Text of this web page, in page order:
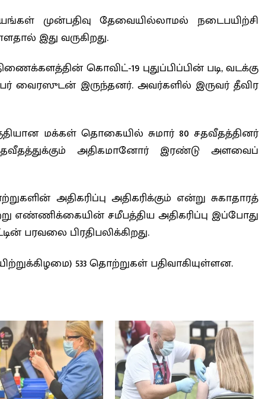
முன்பதிவு தேவையில்லாமல் நடைபயிற்சி
இது வருகிறது.
கொவிட்-19 புதுப்பிப்பின் படி, வடக்கு
வைரஸுடன் இருந்தனர். அவர்களில் இருவர் தீவிர
மக்கள் தொகையில் சுமார் 80 சதவீதத்தினர்
அதிகமானோர் இரண்டு அளவைப்
அதிகரிப்பு அதிகரிக்கும் என்று சுகாதாரத்
எண்ணிக்கையின் சமீபத்திய அதிகரிப்பு இப்போது
பரவலை பிரதிபலிக்கிறது.
533 தொற்றுகள் பதிவாகியுள்ளன.